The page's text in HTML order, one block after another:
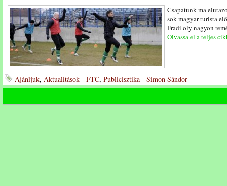
Csapatunk ma
sok magyar turista
Fradi oly nagyon
Olvassa el a teljes
Ajánljuk, Aktualitások - FTC, Publicisztika - Simon Sándor